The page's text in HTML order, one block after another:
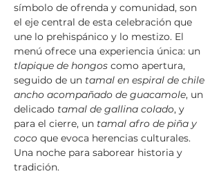
símbolo de ofrenda y comunidad, son
el eje central de esta celebración que
une lo prehispánico y lo mestizo. El
menú ofrece una experiencia única: un
tlapique de hongos como apertura,
seguido de un tamal en espiral de chile
ancho acompañado de guacamole, un
delicado tamal de gallina colado, y
para el cierre, un tamal afro de piña y
coco que evoca herencias culturales.
Una noche para saborear historia y
tradición.